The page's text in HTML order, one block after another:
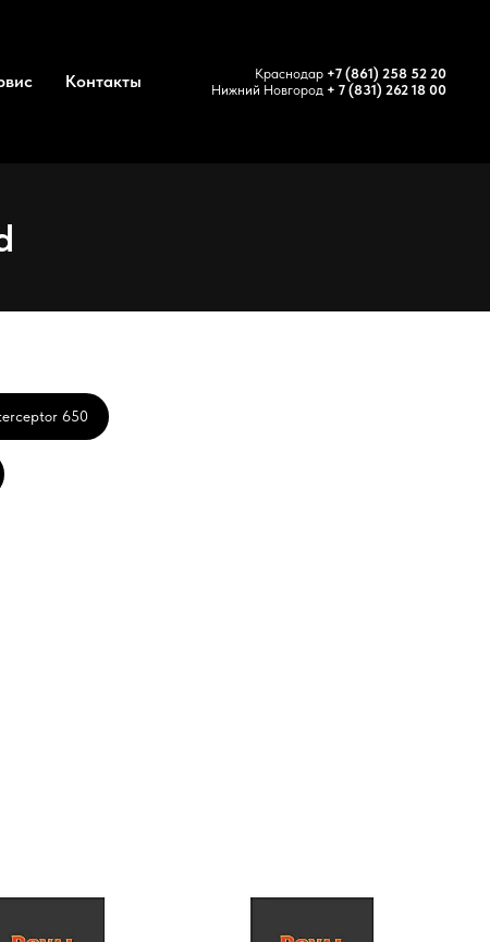
Контакты Краснодар +7 (861) 258 52 20
Нижний Новгород + 7 (831) 262 18 00
650